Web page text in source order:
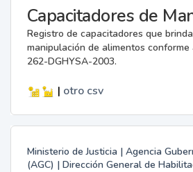
Registro de capacitadores que
manipulación de alimentos conforme
262-DGHYSA-2003.
| otro csv
Ministerio de Justicia | Agencia
(AGC) | Dirección General de